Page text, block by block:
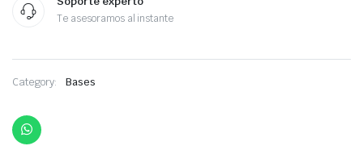
Te asesoramos al instante
Category: Bases